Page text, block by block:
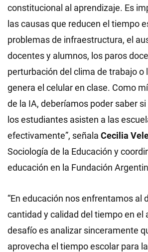
constitucional al aprendizaje. Es
las causas que reducen el tiempo
problemas de infraestructura, el
docentes y alumnos, los paros
perturbación del clima de trabajo o
genera el celular en clase. Como
de la IA, deberíamos poder saber
los estudiantes asisten a las
efectivamente”, señala Cecilia
Sociología de la Educación y
educación en la Fundación
“En educación nos enfrentamos al
cantidad y calidad del tiempo en el
desafío es analizar sinceramente
aprovecha el tiempo escolar para